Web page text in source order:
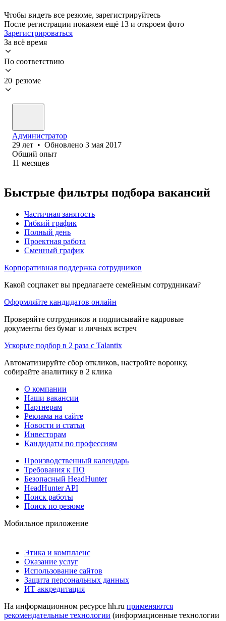
Чтобы видеть все резюме, зарегистрируйтесь
После регистрации покажем ещё 13 и откроем фото
Зарегистрироваться
За всё время
По соответствию
20 резюме
Администратор
29 лет • Обновлено 3 мая 2017
Общий опыт
11 месяцев
Быстрые фильтры подбора вакансий
Частичная занятость
Гибкий график
Полный день
Проектная работа
Сменный график
Корпоративная поддержка сотрудников
Какой соцпакет вы предлагаете семейным сотрудникам?
Оформляйте кандидатов онлайн
Проверяйте сотрудников и подписывайте кадровые
документы без бумаг и личных встреч
Ускорьте подбор в 2 раза с Talantix
Автоматизируйте сбор откликов, настройте воронку,
собирайте аналитику в 2 клика
О компании
Наши вакансии
Партнерам
Реклама на сайте
Новости и статьи
Инвесторам
Кандидаты по профессиям
Производственный календарь
Требования к ПО
Безопасный HeadHunter
HeadHunter API
Поиск работы
Поиск по резюме
Мобильное приложение
Этика и комплаенс
Оказание услуг
Использование сайтов
Защита персональных данных
ИТ аккредитация
На информационном ресурсе hh.ru применяются
рекомендательные технологии (информационные технологии